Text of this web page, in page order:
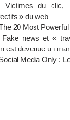
Victimes du clic,
» du web
20 Most
Fake news et «
est devenue un
Social Media Only :